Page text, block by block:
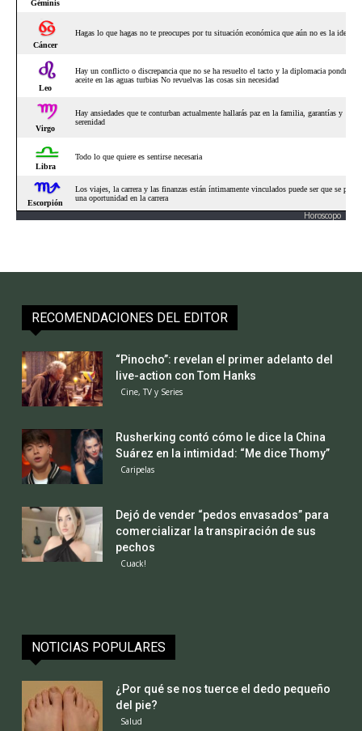
Horoscopo
RECOMENDACIONES DEL EDITOR
“Pinocho”: revelan el primer adelanto del
live-action con Tom Hanks
Cine, TV y Series
Rusherking contó cómo le dice la China
Suárez en la intimidad: “Me dice Thomy”
Caripelas
Dejó de vender “pedos envasados” para
comercializar la transpiración de sus
pechos
Cuack!
NOTICIAS POPULARES
¿Por qué se nos tuerce el dedo pequeño
del pie?
Salud